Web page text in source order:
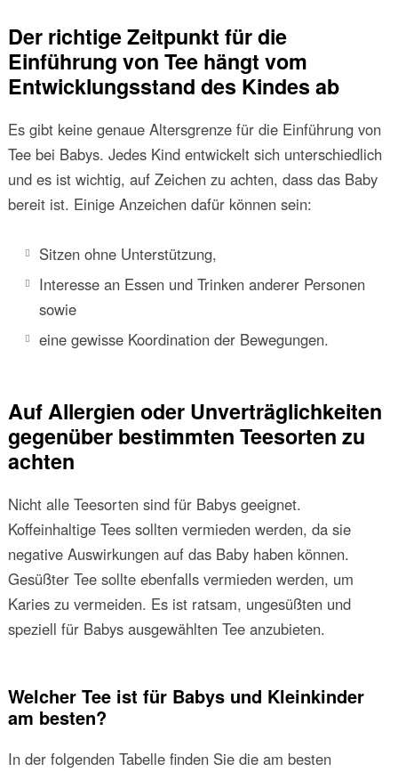
Der richtige Zeitpunkt für die
Einführung von Tee hängt vom
Entwicklungsstand des Kindes ab
Es gibt keine genaue Altersgrenze für die Einführung von
Tee bei Babys. Jedes Kind entwickelt sich unterschiedlich
und es ist wichtig, auf Zeichen zu achten, dass das Baby
bereit ist. Einige Anzeichen dafür können sein:
Sitzen ohne Unterstützung,
Interesse an Essen und Trinken anderer Personen
sowie
eine gewisse Koordination der Bewegungen.
Auf Allergien oder Unverträglichkeiten
gegenüber bestimmten Teesorten zu
achten
Nicht alle Teesorten sind für Babys geeignet.
Koffeinhaltige Tees sollten vermieden werden, da sie
negative Auswirkungen auf das Baby haben können.
Gesüßter Tee sollte ebenfalls vermieden werden, um
Karies zu vermeiden. Es ist ratsam, ungesüßten und
speziell für Babys ausgewählten Tee anzubieten.
Welcher Tee ist für Babys und Kleinkinder
am besten?
In der folgenden Tabelle finden Sie die am besten